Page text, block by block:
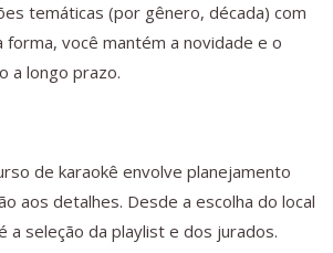
temáticas (por gênero, década) com
forma, você mantém a novidade e o
a longo prazo.
de karaokê envolve planejamento
aos detalhes. Desde a escolha do local
a seleção da playlist e dos jurados.